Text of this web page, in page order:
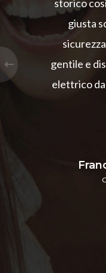
storico
giusta
gentile e
elettrico